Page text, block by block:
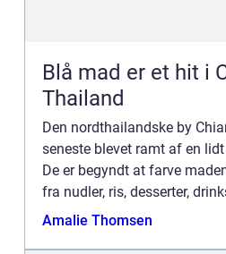
Blå mad er et hit i
Thailand
Den nordthailandske by
seneste blevet ramt af en
De er begyndt at farve
fra nudler, ris, desserter,
Maden smager ens, men
Amalie Thomsen